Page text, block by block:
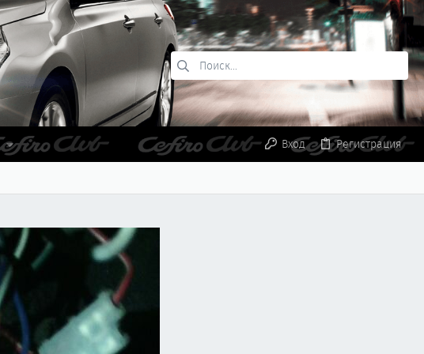
Вход Регистрация